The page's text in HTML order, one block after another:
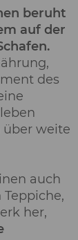
beruht
auf der
des
über weite
auch
her,